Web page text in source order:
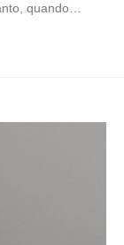
quando…